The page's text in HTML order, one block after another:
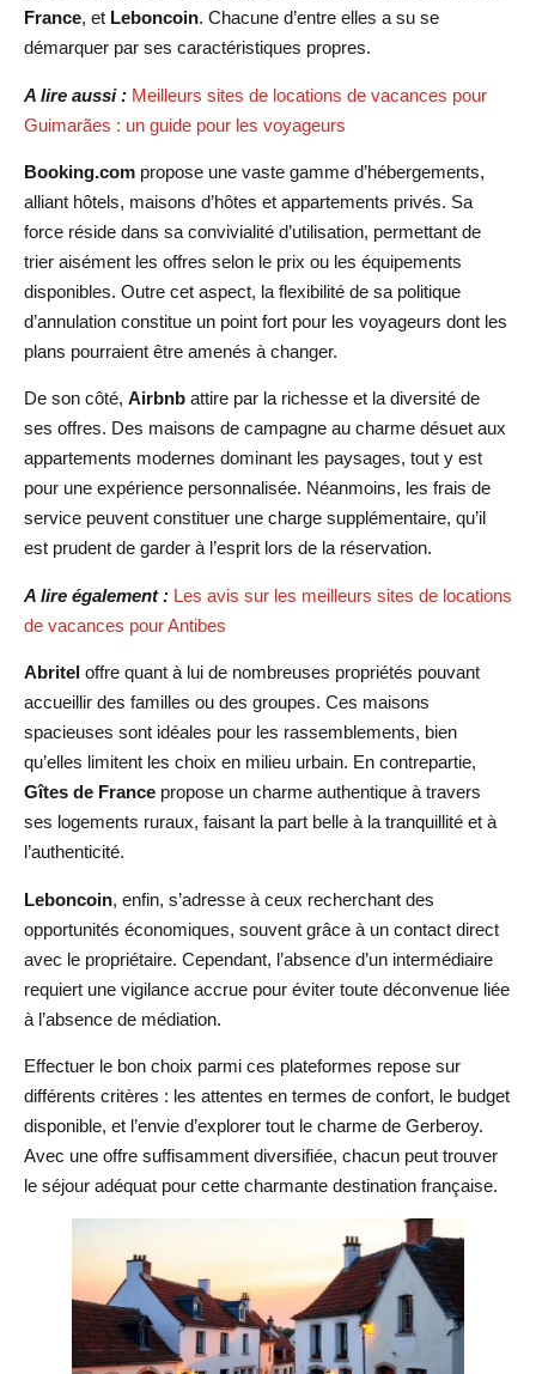
France, et Leboncoin. Chacune d’entre elles a su se
démarquer par ses caractéristiques propres.
A lire aussi : Meilleurs sites de locations de vacances pour
Guimarães : un guide pour les voyageurs
Booking.com propose une vaste gamme d’hébergements,
alliant hôtels, maisons d’hôtes et appartements privés. Sa
force réside dans sa convivialité d’utilisation, permettant de
trier aisément les offres selon le prix ou les équipements
disponibles. Outre cet aspect, la flexibilité de sa politique
d’annulation constitue un point fort pour les voyageurs dont les
plans pourraient être amenés à changer.
De son côté, Airbnb attire par la richesse et la diversité de
ses offres. Des maisons de campagne au charme désuet aux
appartements modernes dominant les paysages, tout y est
pour une expérience personnalisée. Néanmoins, les frais de
service peuvent constituer une charge supplémentaire, qu’il
est prudent de garder à l’esprit lors de la réservation.
A lire également : Les avis sur les meilleurs sites de locations
de vacances pour Antibes
Abritel offre quant à lui de nombreuses propriétés pouvant
accueillir des familles ou des groupes. Ces maisons
spacieuses sont idéales pour les rassemblements, bien
qu’elles limitent les choix en milieu urbain. En contrepartie,
Gîtes de France propose un charme authentique à travers
ses logements ruraux, faisant la part belle à la tranquillité et à
l’authenticité.
Leboncoin, enfin, s’adresse à ceux recherchant des
opportunités économiques, souvent grâce à un contact direct
avec le propriétaire. Cependant, l’absence d’un intermédiaire
requiert une vigilance accrue pour éviter toute déconvenue liée
à l’absence de médiation.
Effectuer le bon choix parmi ces plateformes repose sur
différents critères : les attentes en termes de confort, le budget
disponible, et l’envie d’explorer tout le charme de Gerberoy.
Avec une offre suffisamment diversifiée, chacun peut trouver
le séjour adéquat pour cette charmante destination française.